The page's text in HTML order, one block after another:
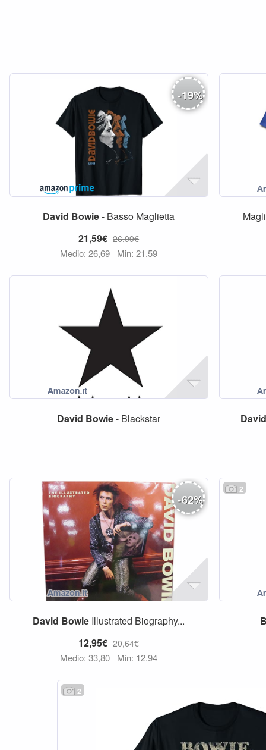
-19%
David Bowie- Basso Maglietta
21,59€ 26,99€
Medio: 26,69 Min: 21,59
David Bowie- Blackstar David
-62%
David Bowie Illustrated Biography...
12,95€ 20,64€
Medio: 33,80 Min: 12,94
2
2